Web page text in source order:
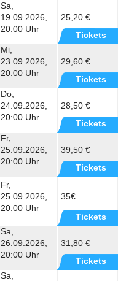
Sa,
19.09.2026,
20:00 Uhr
25,20 €
Tickets
Mi,
23.09.2026,
20:00 Uhr
29,60 €
Tickets
Do,
24.09.2026,
20:00 Uhr
28,50 €
Tickets
Fr,
25.09.2026,
20:00 Uhr
39,50 €
Tickets
Fr,
25.09.2026,
20:00 Uhr
35€
Tickets
Sa,
26.09.2026,
20:00 Uhr
31,80 €
Tickets
Sa,